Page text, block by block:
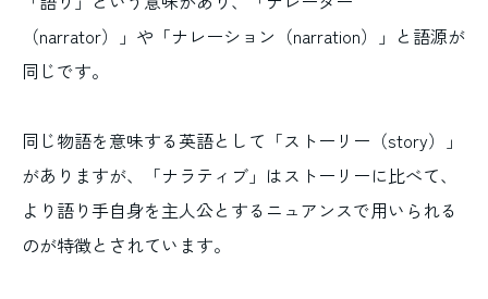
（narrator）」や「ナレーション（narration）」と語源が
同じです。
同じ物語を意味する英語として「ストーリー（story）」
がありますが、「ナラティブ」はストーリーに比べて、
より語り手自身を主人公とするニュアンスで用いられる
のが特徴とされています。